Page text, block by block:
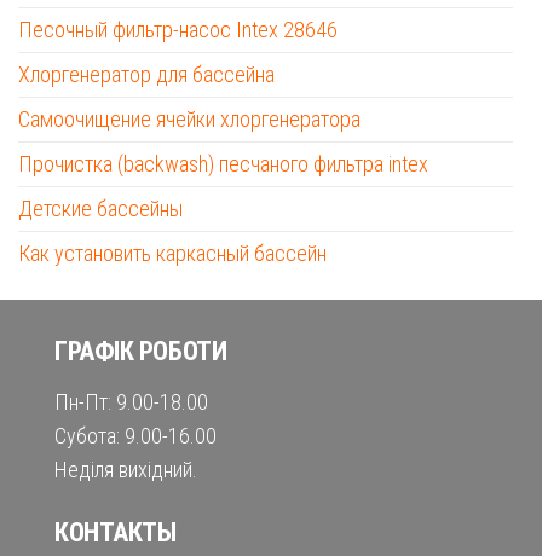
Песочный фильтр-насос Intex 28646
Хлоргенератор для бассейна
Самоочищение ячейки хлоргенератора
Прочистка (backwash) песчаного фильтра intex
Детские бассейны
Как установить каркасный бассейн
ГРАФІК РОБОТИ
Пн-Пт: 9.00-18.00
Субота: 9.00-16.00
Неділя вихідний.
КОНТАКТЫ